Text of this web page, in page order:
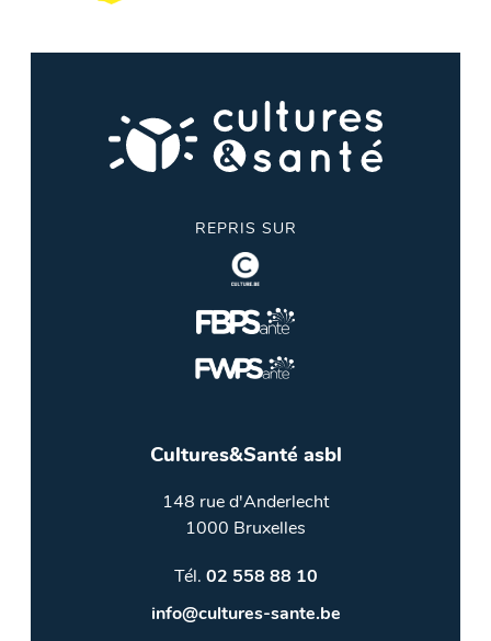
REPRIS SUR
Cultures&Santé asbl
148 rue d'Anderlecht
1000 Bruxelles
Tél. 02 558 88 10
info@cultures-sante.be